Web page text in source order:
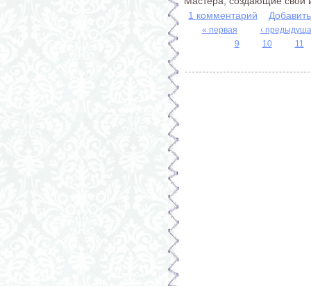
1 комментарий
« первая
‹
9
10 11